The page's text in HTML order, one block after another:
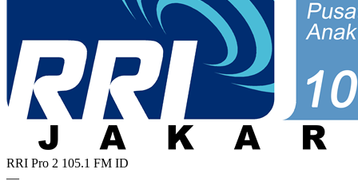
RRI Pro 2 105.1 FM ID
—